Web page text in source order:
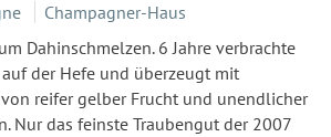
Champagner-Haus
Dahinschmelzen. 6 Jahre verbrachte
der Hefe und überzeugt mit
reifer gelber Frucht und unendlicher
Nur das feinste Traubengut der 2007